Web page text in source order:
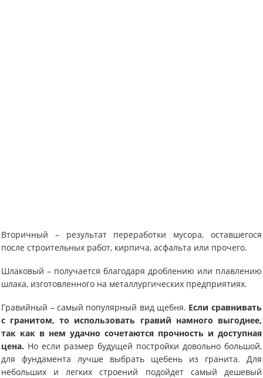
Вторичный – результат переработки мусора, оставшегося
после строительных работ, кирпича, асфальта или прочего.
Шлаковый – получается благодаря дроблению или плавлению
шлака, изготовленного на металлургических предприятиях.
Гравийный – самый популярный вид щебня. Если сравнивать
с гранитом, то использовать гравий намного выгоднее,
так как в нем удачно сочетаются прочность и доступная
цена. Но если размер будущей постройки довольно большой,
для фундамента лучше выбрать щебень из гранита. Для
небольших и легких строений подойдет самый дешевый